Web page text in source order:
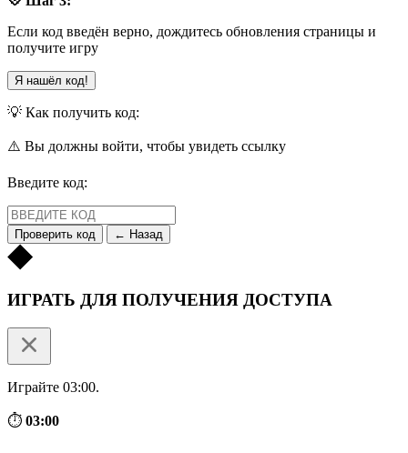
Если код введён верно, дождитесь обновления страницы и
получите игру
Я нашёл код!
💡 Как получить код:
⚠️ Вы должны войти, чтобы увидеть ссылку
Введите код:
Проверить код ← Назад
ИГРАТЬ ДЛЯ ПОЛУЧЕНИЯ ДОСТУПА
Играйте 03:00.
⏱ 03:00